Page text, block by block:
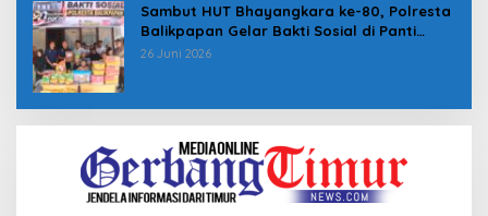
Sambut HUT Bhayangkara ke-80, Polresta
Balikpapan Gelar Bakti Sosial di Panti
Asuhan Jabal Rahmah
26 Juni 2026